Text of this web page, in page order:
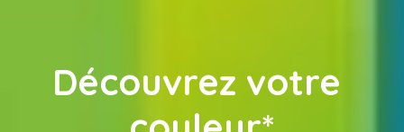
Découvrez votre